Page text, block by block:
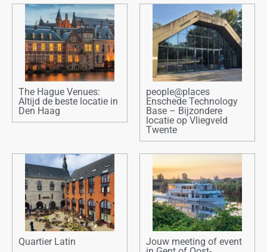
The Hague Venues:
Altijd de beste locatie in
Den Haag
people@places
Enschede Technology
Base – Bijzondere
locatie op Vliegveld
Twente
Quartier Latin
Jouw meeting of event